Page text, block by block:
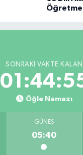
SONRAKI VAKTE KALAN
Öğle Namazı
GÜNEŞ
05:40